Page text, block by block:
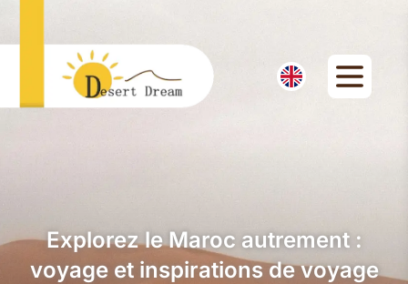
Explorez le Maroc autrement :
voyage et inspirations de voyage